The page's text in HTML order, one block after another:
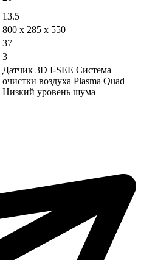
13.5
800 x 285 x 550
37
3
Датчик 3D I-SEE Система
очистки воздуха Plasma Quad
Низкий уровень шума